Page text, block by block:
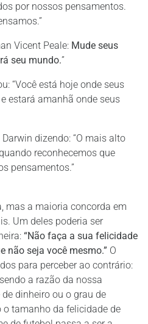
por nossos pensamentos.
Vicent Peale: Mude seus
seu mundo.”
“Você está hoje onde seus
estará amanhã onde seus
dizendo: “O mais alto
reconhecemos que
pensamentos.”
mas a maioria concorda em
Um deles poderia ser
“Não faça a sua felicidade
não seja você mesmo.” O
para perceber ao contrário:
a razão da nossa
dinheiro ou o grau de
tamanho da felicidade de